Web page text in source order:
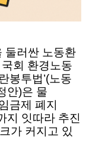
둘러싼 노동환
회 환경노동
봉투법’(노동
안)은 물
금제 폐지
지 잇따라 추진
가 커지고 있